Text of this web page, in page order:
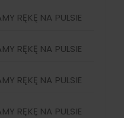
RĘKĘ NA PULSIE
RĘKĘ NA PULSIE
RĘKĘ NA PULSIE
RĘKĘ NA PULSIE